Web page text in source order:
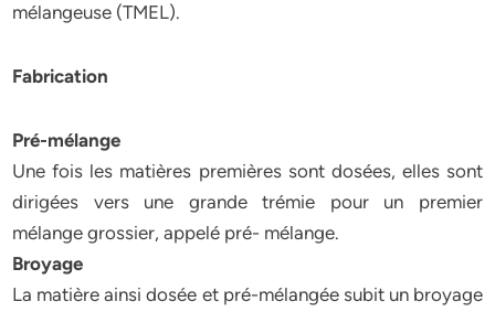
mélangeuse (TMEL).
Fabrication
Pré-mélange
Une fois les matières premières sont dosées, elles sont
dirigées vers une grande trémie pour un premier
mélange grossier, appelé pré- mélange.
Broyage
La matière ainsi dosée et pré-mélangée subit un broyage